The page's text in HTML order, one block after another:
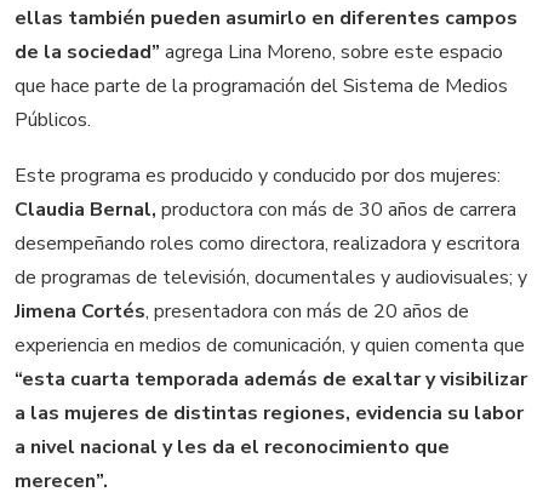
ellas también pueden asumirlo en diferentes campos
de la sociedad” agrega Lina Moreno, sobre este espacio
que hace parte de la programación del Sistema de Medios
Públicos.
Este programa es producido y conducido por dos mujeres:
Claudia Bernal, productora con más de 30 años de carrera
desempeñando roles como directora, realizadora y escritora
de programas de televisión, documentales y audiovisuales; y
Jimena Cortés, presentadora con más de 20 años de
experiencia en medios de comunicación, y quien comenta que
“esta cuarta temporada además de exaltar y visibilizar
a las mujeres de distintas regiones, evidencia su labor
a nivel nacional y les da el reconocimiento que
merecen”.